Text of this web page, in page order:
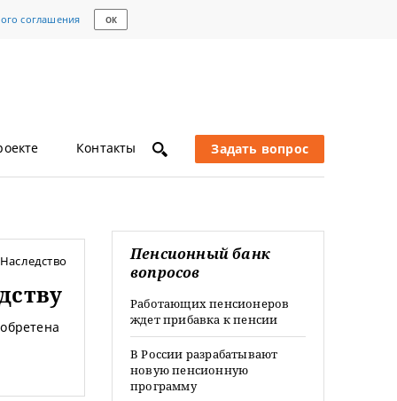
соглашения ОК
Контакты Задать вопрос
Наследство
Пенсионный банк
вопросов
Работающих пенсионеров
ждет прибавка к пенсии
В России разрабатывают
новую пенсионную
программу